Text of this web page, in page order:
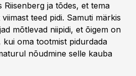
Riisenberg ja tõdes, et tema
teed pidi. Samuti märkis
mõtlevad niipidi, et õigem on
oma tootmist pidurdada
nõudmine selle kauba